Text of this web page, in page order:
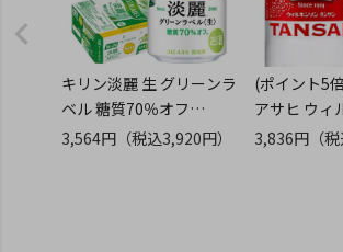
キリン淡麗 生 グリーンラ
ベル 糖質70％オフ
350ml×24缶 AIB
3,564円 （税込3,920円）
(ポイント5倍) 送料
アサヒ ウィ
ンサン 炭酸
3,836円 （